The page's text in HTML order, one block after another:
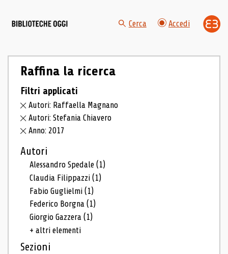
Cerca Accedi
Raffina la ricerca
Filtri applicati
Autori: Raffaella Magnano
Autori: Stefania Chiavero
Anno: 2017
Autori
Alessandro Spedale(1)
Claudia Filippazzi(1)
Fabio Guglielmi(1)
Federico Borgna(1)
Giorgio Gazzera(1)
+ altri elementi
Sezioni